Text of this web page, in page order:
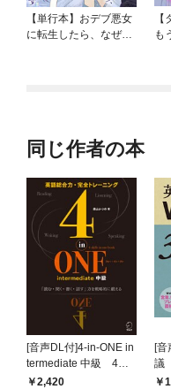
【単行本】おデブ悪女
に転生したら、なぜか
も
同じ作者の本
[音声DL付]4-in-ONE in
termediate 中級 4技
能を戦略的に鍛えて本
2,420
[
議